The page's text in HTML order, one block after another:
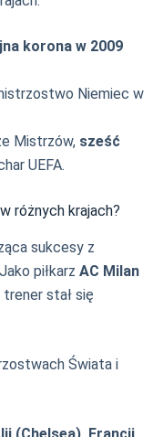
korona w 2009
Niemiec w
Mistrzów, sześć
UEFA.
różnych krajach?
sukcesy z
piłkarz AC Milan
stał się
Świata i